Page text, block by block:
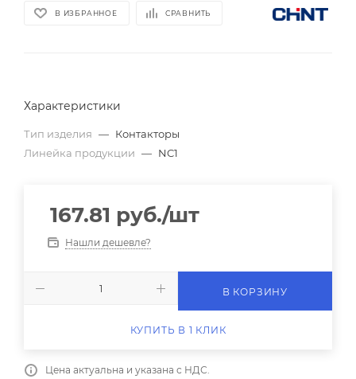
В ИЗБРАННОЕ СРАВНИТЬ
Характеристики
Тип изделия — Контакторы
Линейка продукции — NC1
167.81 руб./шт
Нашли дешевле?
В КОРЗИНУ
КУПИТЬ В 1 КЛИК
Цена актуальна и указана с НДС.